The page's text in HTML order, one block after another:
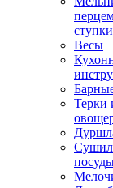
ступки
Весы
Терки